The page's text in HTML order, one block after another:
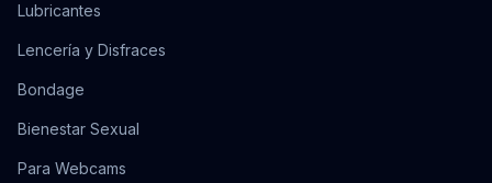
Lubricantes
Lencería y Disfraces
Bondage
Bienestar Sexual
Para Webcams